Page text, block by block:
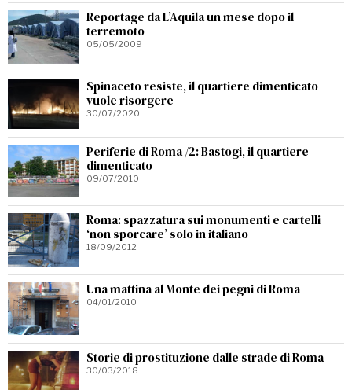
Reportage da L’Aquila un mese dopo il
terremoto
05/05/2009
Spinaceto resiste, il quartiere dimenticato
vuole risorgere
30/07/2020
Periferie di Roma /2: Bastogi, il quartiere
dimenticato
09/07/2010
Roma: spazzatura sui monumenti e cartelli
‘non sporcare’ solo in italiano
18/09/2012
Una mattina al Monte dei pegni di Roma
04/01/2010
Storie di prostituzione dalle strade di Roma
30/03/2018